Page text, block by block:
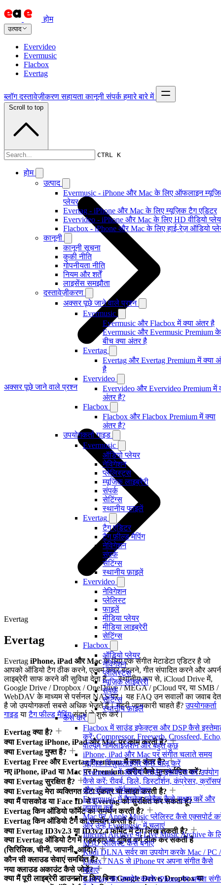
होम
उत्पाद
Evervideo
Evermusic
Flacbox
Evertag
ब्लॉग दस्तावेज़ीकरण सहायता कानूनी संपर्क हमारे बारे में
CTRL K
होम
उत्पाद
Evermusic - iPhone और Mac के लिए ऑफलाइन
प्लेयर
Evertag - iPhone और Mac के लिए म्यूज़िक टैग एडिटर
Evervideo - iPhone और Mac के लिए HD वीडियो
Flacbox - iPhone और Mac के लिए हाई-रेज़ ऑडियो
कानूनी
कानूनी सूचना
कुकी नीति
गोपनीयता नीति
नियम और शर्तें
लाइसेंस समझौता
दस्तावेज़ीकरण
अक्सर पूछे जाने वाले प्रश्न
Evermusic
Evermusic और Flacbox में क्या अंतर है
Evermusic और Evermusic Premium के
बीच क्या अंतर है
Evertag
Evertag और Evertag Premium में क्या
है
Evervideo
Evervideo और Evervideo Premium में
अंतर है?
Flacbox
Flacbox और Flacbox Premium में क्या
अंतर है?
उपयोगकर्ता गाइड
Evermusic
ऑडियो प्लेयर
नेविगेशन
प्लेलिस्ट्स
म्यूजिक लाइब्रेरी
संपर्क
सेटिंग्स
स्थानीय फाइलें
Evertag
टैग एडिटर
टैग फ़ील्ड मैपिंग
नेविगेशन
संपर्क
सेटिंग्स
स्थानीय फ़ाइलें
Evervideo
नेविगेशन
प्लेलिस्ट
फाइलें
मीडिया प्लेयर
मीडिया लाइब्रेरी
सेटिंग्स
Flacbox
ऑडियो प्लेयर
नेविगेशन
प्लेलिस्ट्स
म्यूज़िक लाइब्रेरी
संपर्क
सेटिंग्स
स्थानीय फ़ाइलें
कैसे करें
Flacbox में साउंड इफेक्ट्स और DSP कैसे
करें: Compressor, Freeverb, Crossfeed,
वॉल्यूम नॉर्मलाइज़ेशन और बहुत कुछ
iPhone, iPad और Mac पर संगीत चलाते समय
म्यूज़िक विज़ुअलाइज़र कैसे चालू करें
Evermusic में ऑडियो साउंड इफ़ेक्ट्स का उपयोग
कैसे करें: रीवर्ब, डिले, डिस्टॉर्शन, कंप्रेसर,
और वॉल्यूम नॉर्मलाइज़ेशन
Evermusic में गैपलेस प्लेबैक कैसे सक्षम करें और
उपयोग करें
Mac पर Apple Music प्लेलिस्ट कैसे एक्सपोर्ट
और उन्हें Evermusic में चलाएं
Internet Archive या Live Music Archive के
M3U प्लेलिस्ट कैसे बनाएं
Kodi DLNA सर्वर का उपयोग करके Mac / PC /
Linux / NAS से iPhone पर अपना संगीत कैसे
चलाएं
CarPlay का उपयोग करके iPhone पर अपना
Scroll to top
दस्तावेज़ीकरण
अक्सर पूछे जाने वाले प्रश्न
Evertag
Evertag
Evertag iPhone, iPad और Macके लिए एक संगीत मेटाडेटा एडिटर है जो
आपको ऑडियो टैग ठीक करने, एल्बम कवर बदलने, गीत संपादित करने और
लाइब्रेरी साफ करने की सुविधा देता है — स्थानीय रूप से, iCloud Drive में,
Google Drive / Dropbox / OneDrive / MEGA / pCloud पर, या SMB /
WebDAV के माध्यम से पर्सनल NAS पर। यह FAQ उन सवालों का जवाब
है जो उपयोगकर्ता सबसे अधिक भेजते हैं। गहरी जानकारी चाहते हैं?उपयोगकर्ता
गाइडयाटैग फील्ड मैपिंगसंदर्भ से शुरू करें।
Evertag क्या है?
क्या Evertag iPhone, iPad और Mac पर काम करती है?
क्या Evertag मुफ्त है?
Evertag Free और Evertag Premium में क्या अंतर है?
नए iPhone, iPad या Mac पर Premium खरीद कैसे पुनर्स्थापित करें?
क्या Evertag सुरक्षित है?
क्या Evertag मेरा व्यक्तिगत डेटा एकत्र या साझा करती है?
क्या मैं पासकोड या Face ID से Evertag को सुरक्षित कर सकता हूं?
Evertag किन ऑडियो फॉर्मेट का समर्थन करती है?
Evertag किन ऑडियो टैग का समर्थन करती है?
क्या Evertag ID3v2.3 या ID3v2.4 फॉर्मेट में टैग लिख सकती है?
क्या Evertag ऑडियो टैग में गड़बड़ाए या दूषित वर्ण ठीक कर सकती है
(सिरिलिक, चीनी, जापानी, आदि)?
कौन सी क्लाउड सेवाएं समर्थित हैं?
नया क्लाउड अकाउंट कैसे जोड़ें?
क्या मैं पूरी लाइब्रेरी डाउनलोड किए बिना Google Drive, Dropbox या